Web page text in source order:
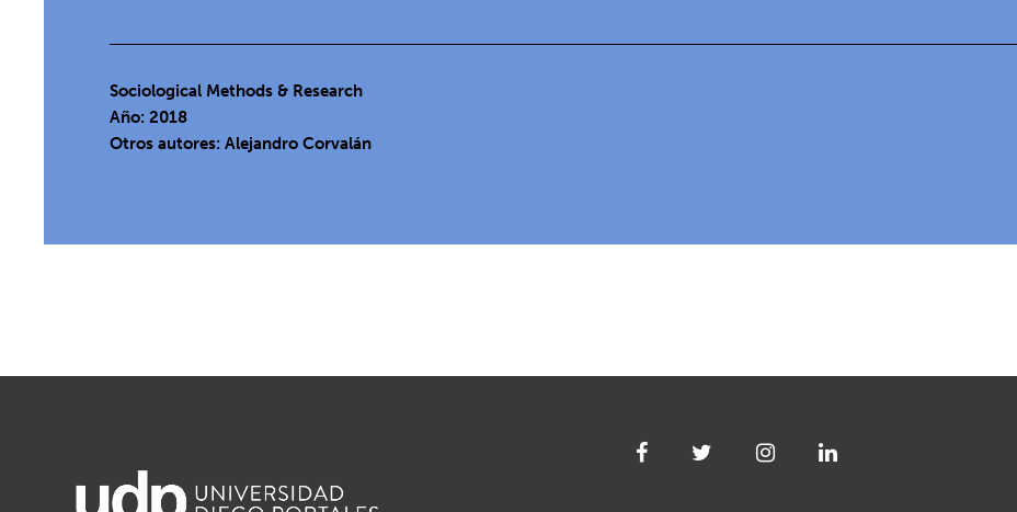
Sociological Methods & Research
Año: 2018
Otros autores: Alejandro Corvalán